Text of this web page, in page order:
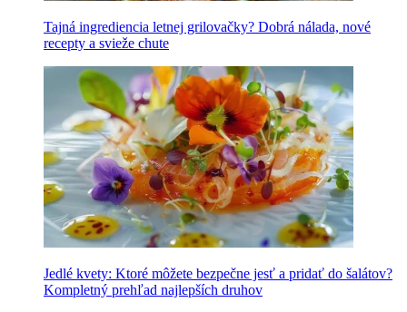
Tajná ingrediencia letnej grilovačky? Dobrá nálada, nové
recepty a svieže chute
Jedlé kvety: Ktoré môžete bezpečne jesť a pridať do šalátov?
Kompletný prehľad najlepších druhov